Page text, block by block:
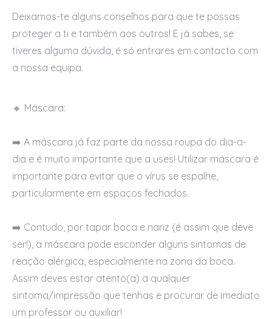
Deixamos-te alguns conselhos para que te possas
proteger a ti e também aos outros! E já sabes, se
tiveres alguma dúvida, é só entrares em contacto com
a nossa equipa.
🔸 Máscara:
➡️ A máscara já faz parte da nossa roupa do dia-a-
dia e é muito importante que a uses! Utilizar máscara é
importante para evitar que o vírus se espalhe,
particularmente em espaços fechados.
➡️ Contudo, por tapar boca e nariz (é assim que deve
ser!), a máscara pode esconder alguns sintomas de
reação alérgica, especialmente na zona da boca.
Assim deves estar atento(a) a qualquer
sintoma/impressão que tenhas e procurar de imediato
um professor ou auxiliar!